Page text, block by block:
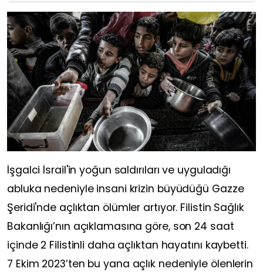
İşgalci İsrail'in yoğun saldırıları ve uyguladığı
abluka nedeniyle insani krizin büyüdüğü Gazze
Şeridi'nde açlıktan ölümler artıyor. Filistin Sağlık
Bakanlığı’nın açıklamasına göre, son 24 saat
içinde 2 Filistinli daha açlıktan hayatını kaybetti.
7 Ekim 2023’ten bu yana açlık nedeniyle ölenlerin